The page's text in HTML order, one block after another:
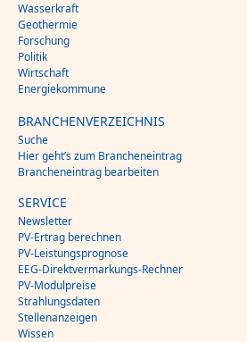
Wasserkraft
Geothermie
Forschung
Politik
Wirtschaft
Energiekommune
BRANCHENVERZEICHNIS
Suche
Hier geht’s zum Brancheneintrag
Brancheneintrag bearbeiten
SERVICE
Newsletter
PV-Ertrag berechnen
PV-Leistungsprognose
EEG-Direktvermarkungs-Rechner
PV-Modulpreise
Strahlungsdaten
Stellenanzeigen
Wissen